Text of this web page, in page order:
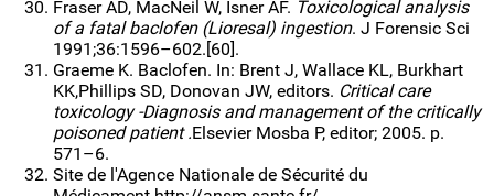
Fraser AD, MacNeil W, Isner AF. Toxicological analysis
of a fatal baclofen (Lioresal) ingestion. J Forensic Sci
1991;36:1596–602.[60].
Graeme K. Baclofen. In: Brent J, Wallace KL, Burkhart
KK,Phillips SD, Donovan JW, editors. Critical care
toxicology -Diagnosis and management of the critically
poisoned patient .Elsevier Mosba P, editor; 2005. p.
571–6.
Site de l'Agence Nationale de Sécurité du